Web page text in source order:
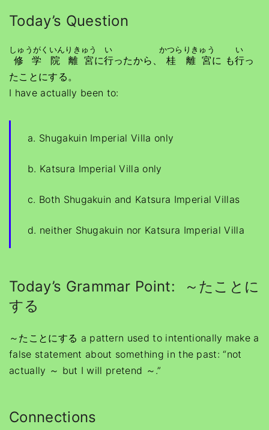
Today’s Question
修学院
しゅうがくいん
離宮
りきゅう
に行
い
ったから、 桂
かつら
離宮
りきゅう
に も行
い
っ
たことにする。
I have actually been to:
a. Shugakuin Imperial Villa only
b. Katsura Imperial Villa only
c. Both Shugakuin and Katsura Imperial Villas
d. neither Shugakuin nor Katsura Imperial Villa
Today’s Grammar Point: ～たことに
する
～たことにする a pattern used to intentionally make a
false statement about something in the past: “not
actually ～ but I will pretend ～.”
Connections